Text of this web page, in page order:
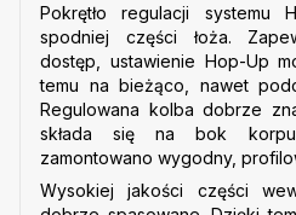
Pokrętło regulacji systemu
spodniej części łoża.
dostęp, ustawienie Hop-Up
temu na bieżąco, nawet
Regulowana kolba dobrze
składa się na bok
zamontowano wygodny,
Wysokiej jakości części